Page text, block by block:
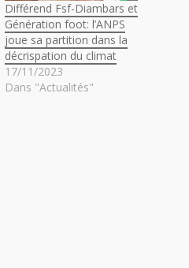
Différend Fsf-Diambars et
Génération foot: l’ANPS
joue sa partition dans la
décrispation du climat
17/11/2023
Dans "Actualités"